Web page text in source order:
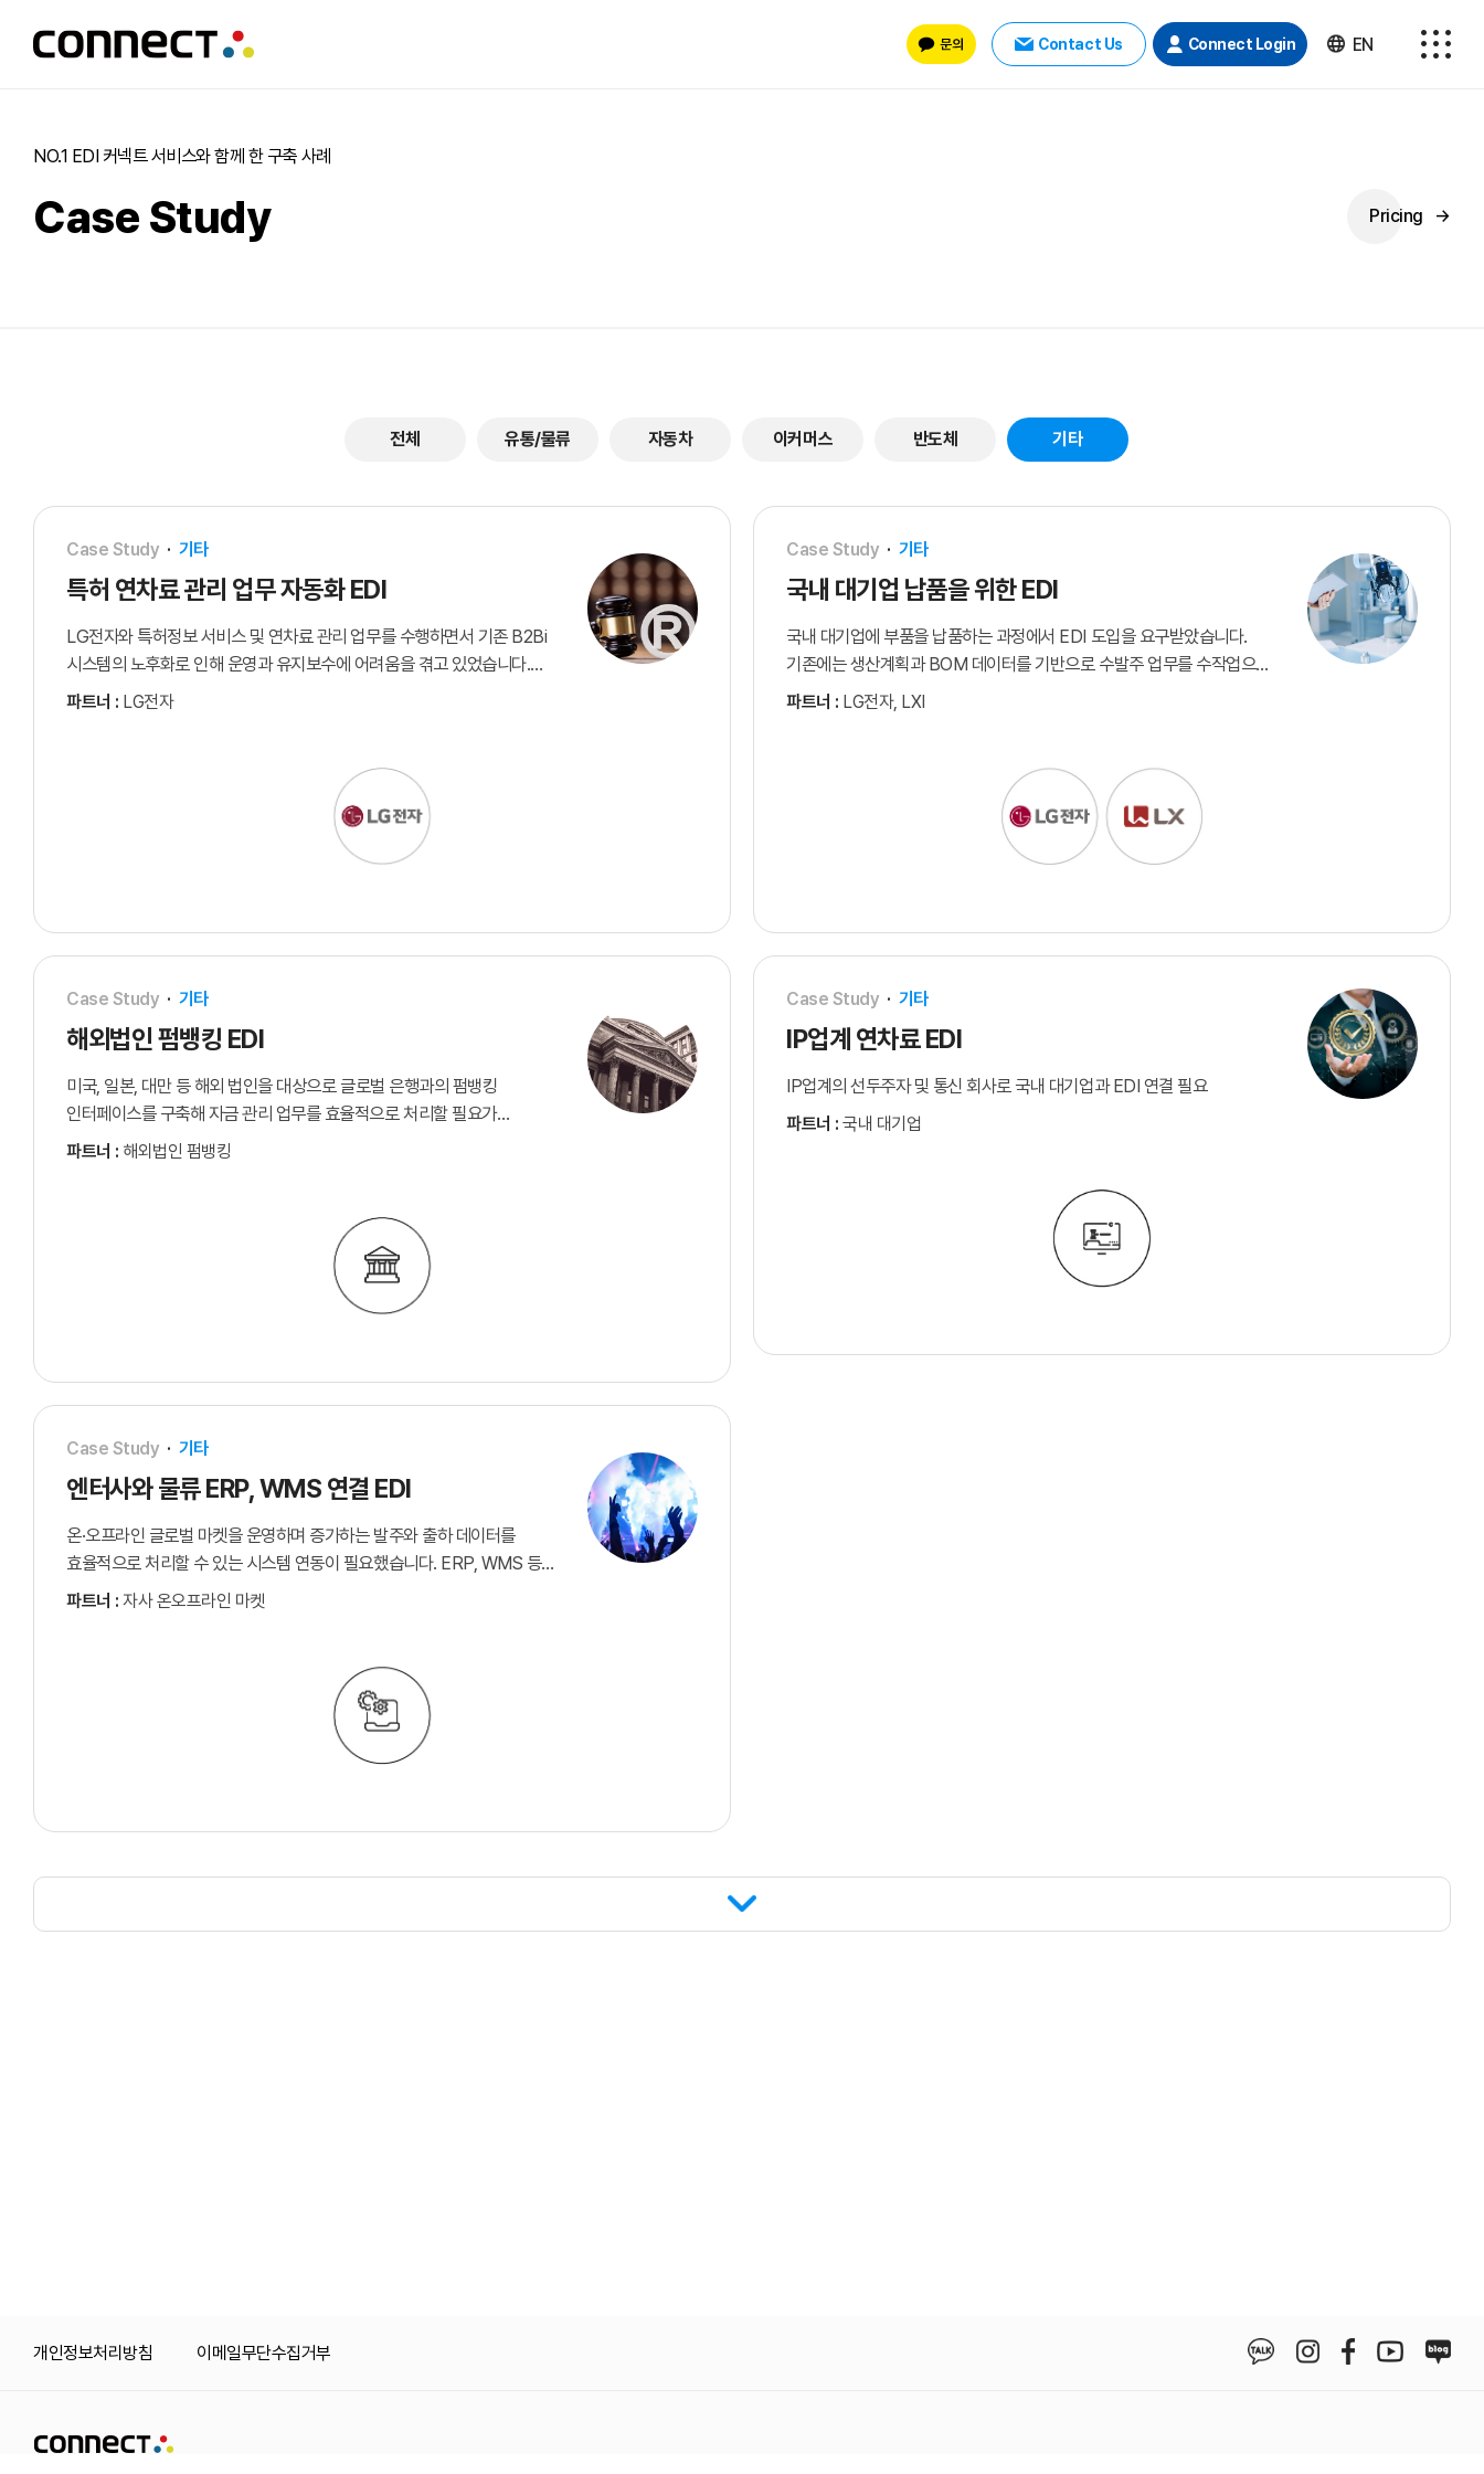
Contact Us Connect Login EN
NO.1 EDI 커넥트 서비스와 함께 한 구축 사례
Case Study Pricing →
전체 유통/물류 자동차 이커머스 반도체 기타
Case Study · 기타
특허 연차료 관리 업무 자동화 EDI
LG전자와 특허정보 서비스 및 연차료 관리 업무를 수행하면서 기존 B2Bi
시스템의 노후화로 인해 운영과 유지보수에 어려움을 겪고 있었습니다.
커넥트 서비스를 통해 기존 시스템을 전환하고 연차료 관련 문서를 EDI로
파트너 : LG전자
Case Study · 기타
국내 대기업 납품을 위한 EDI
국내 대기업에 부품을 납품하는 과정에서 EDI 도입을 요구받았습니다.
기존에는 생산계획과 BOM 데이터를 기반으로 수발주 업무를 수작업으로
처리하고 있어 업무 부담과 오류 가능성이 존재했습니다. 커넥트 서비스를
부담을 줄이고 데이터 정확성과 납기 대응력을 함께 개선했습니다.
파트너 : LG전자, LXI
Case Study · 기타
해외법인 펌뱅킹 EDI
미국, 일본, 대만 등 해외 법인을 대상으로 글로벌 은행과의 펌뱅킹
인터페이스를 구축해 자금 관리 업무를 효율적으로 처리할 필요가
있었습니다. 기존에는 자금 이체와 거래 내역 관리가 수작업 중심으로
구축하면서 반복 업무를 줄이고 재무 관리 효율을 개선했습니다.
파트너 : 해외법인 펌뱅킹
Case Study · 기타
IP업계 연차료 EDI
IP업계의 선두주자 및 통신 회사로 국내 대기업과 EDI 연결 필요
파트너 :국내 대기업
Case Study · 기타
엔터사와 물류 ERP, WMS 연결 EDI
온·오프라인 글로벌 마켓을 운영하며 증가하는 발주와 출하 데이터를
효율적으로 처리할 수 있는 시스템 연동이 필요했습니다. ERP, WMS 등
차세대 시스템 구축과 함께 물류 파트너의 데이터 연계를 위해 EDI를
파트너 :자사 온오프라인 마켓
개인정보처리방침 이메일무단수집거부